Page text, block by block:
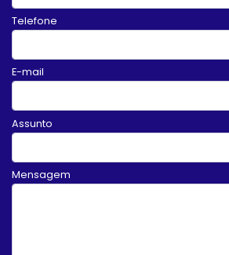
Telefone
E-mail
Assunto
Mensagem